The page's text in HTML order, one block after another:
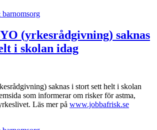
(yrkesrådgivning) saknas
i skolan idag
saknas i stort sett helt i skolan
som informerar om risker för astma,
Läs mer på www.jobbafrisk.se